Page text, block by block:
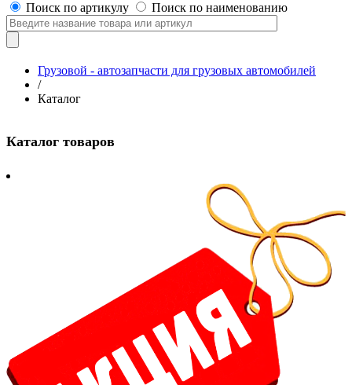
Поиск по артикулу
Поиск по наименованию
Грузовой - автозапчасти для грузовых автомобилей
/
Каталог
Каталог товаров